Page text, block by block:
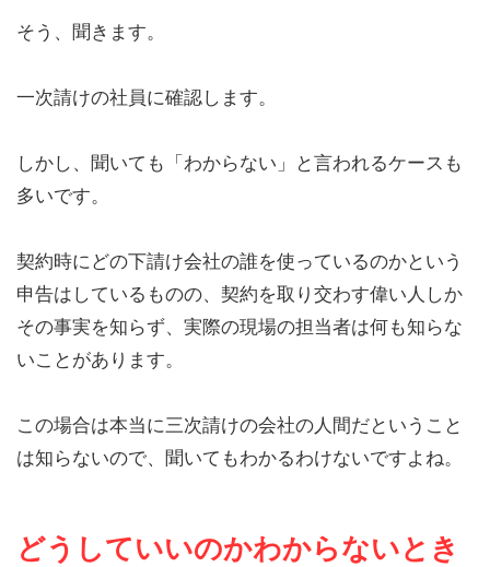
そう、聞きます。
一次請けの社員に確認します。
しかし、 聞いても「わからない」と言われるケースも
多いです。
契約時にどの下請け会社の誰を使っているのかという
申告はしているものの、契約を取り交わす偉い人しか
その事実を知らず、 実際の現場の担当者は何も知らな
いことがあります。
この場合は本当に三次請けの会社の人間だということ
は知らないので、聞いてもわかるわけないですよね。
どうしていいのかわからないとき